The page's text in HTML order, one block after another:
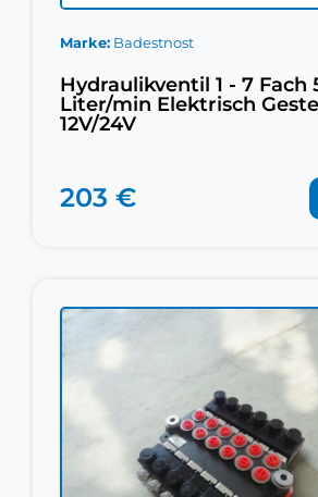
Marke Badestnost
Hydraulikventil 1 - 7 Fach
Liter/min Elektrisch
12V/24V
203 €